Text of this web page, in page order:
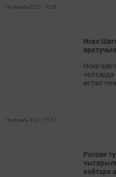
16 апрель 2021, 16:06
Иске
Иске
өстәл
16 апрель 2021, 15:37
Россия
кайтара